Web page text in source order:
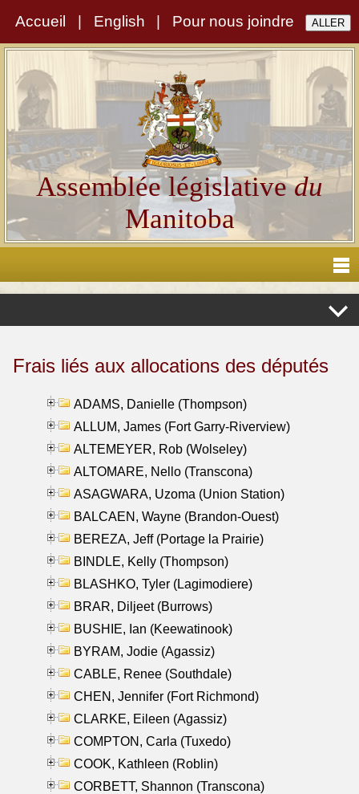
Accueil English Pour nous joindre
Assemblée législativedu
Manitoba
Frais liés aux allocations des députés
ADAMS, Danielle (Thompson)
ALLUM, James (Fort Garry-Riverview)
ALTEMEYER, Rob (Wolseley)
ALTOMARE, Nello (Transcona)
ASAGWARA, Uzoma (Union Station)
BALCAEN, Wayne (Brandon-Ouest)
BEREZA, Jeff (Portage la Prairie)
BINDLE, Kelly (Thompson)
BLASHKO, Tyler (Lagimodiere)
BRAR, Diljeet (Burrows)
BUSHIE, Ian (Keewatinook)
BYRAM, Jodie (Agassiz)
CABLE, Renee (Southdale)
CHEN, Jennifer (Fort Richmond)
CLARKE, Eileen (Agassiz)
COMPTON, Carla (Tuxedo)
COOK, Kathleen (Roblin)
CORBETT, Shannon (Transcona)